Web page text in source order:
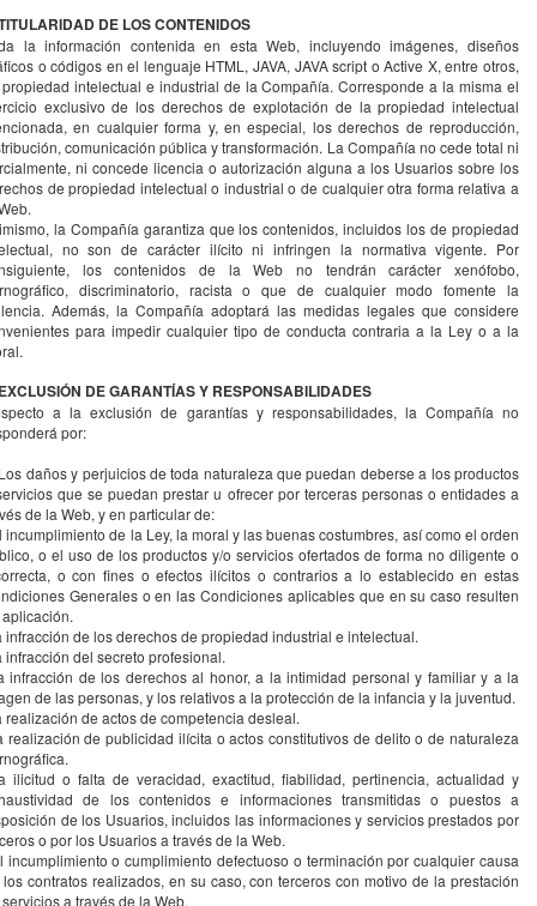
DE LOS CONTENIDOS
la información contenida en esta Web, incluyendo imágenes, diseños
o códigos en el lenguaje HTML, JAVA, JAVA script o Active X, entre otros,
intelectual e industrial de la Compañía. Corresponde a la misma el
exclusivo de los derechos de explotación de la propiedad intelectual
en cualquier forma y, en especial, los derechos de reproducción,
comunicación pública y transformación. La Compañía no cede total ni
ni concede licencia o autorización alguna a los Usuarios sobre los
de propiedad intelectual o industrial o de cualquier otra forma relativa a
la Compañía garantiza que los contenidos, incluidos los de propiedad
no son de carácter ilícito ni infringen la normativa vigente. Por
los contenidos de la Web no tendrán carácter xenófobo,
discriminatorio, racista o que de cualquier modo fomente la
Además, la Compañía adoptará las medidas legales que considere
para impedir cualquier tipo de conducta contraria a la Ley o a la
DE GARANTÍAS Y RESPONSABILIDADES
a la exclusión de garantías y responsabilidades, la Compañía no
por:
daños y perjuicios de toda naturaleza que puedan deberse a los productos
que se puedan prestar u ofrecer por terceras personas o entidades a
de la Web, y en particular de:
incumplimiento de la Ley, la moral y las buenas costumbres, así como el orden
o el uso de los productos y/o servicios ofertados de forma no diligente o
o con fines o efectos ilícitos o contrarios a lo establecido en estas
Generales o en las Condiciones aplicables que en su caso resulten
infracción de los derechos de propiedad industrial e intelectual.
infracción del secreto profesional.
infracción de los derechos al honor, a la intimidad personal y familiar y a la
de las personas, y los relativos a la protección de la infancia y la juventud.
realización de actos de competencia desleal.
realización de publicidad ilícita o actos constitutivos de delito o de naturaleza
ilicitud o falta de veracidad, exactitud, fiabilidad, pertinencia, actualidad y
de los contenidos e informaciones transmitidas o puestos a
de los Usuarios, incluidos las informaciones y servicios prestados por
o por los Usuarios a través de la Web.
incumplimiento o cumplimiento defectuoso o terminación por cualquier causa
contratos realizados, en su caso, con terceros con motivo de la prestación
a través de la Web.